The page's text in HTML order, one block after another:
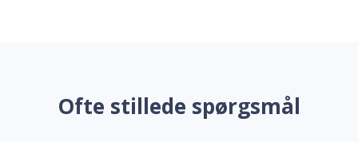
Ofte stillede spørgsmål